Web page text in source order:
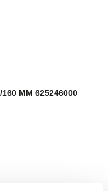
160 MM 625246000